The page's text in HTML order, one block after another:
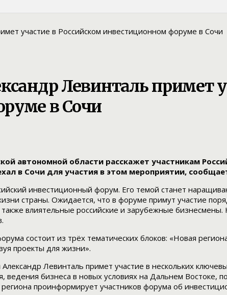
Левинталь примет
в Сочи
автономной области расскажет участникам
в Сочи для участия в этом мероприятии,
инвестиционный форум. Его темой станет
страны. Ожидается, что в форуме примут участие
также влиятельные российские и зарубежные
состоит из трёх тематических блоков: «Новая
проекты для жизни».
Левинталь примет участие в нескольких
ведения бизнеса в новых условиях на Дальнем
проинформирует участников форума об